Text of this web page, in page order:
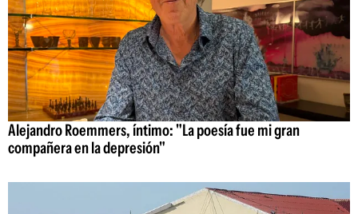
Alejandro Roemmers, íntimo: "La poesía fue mi gran
compañera en la depresión"